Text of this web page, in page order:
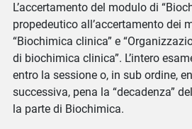
L’accertamento del modulo di
propedeutico all’accertamento dei
“Biochimica clinica” e
di biochimica clinica”. L’intero
entro la sessione o, in sub ordine,
successiva, pena la “decadenza”
la parte di Biochimica.